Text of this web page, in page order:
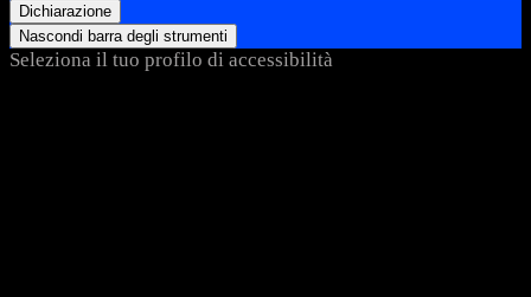
Dichiarazione
Nascondi barra degli strumenti
Seleziona il tuo profilo di accessibilità